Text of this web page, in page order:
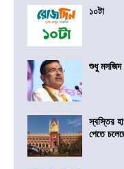
১০টা
শুধু মসজিদ
স্বস্তির
পেতে